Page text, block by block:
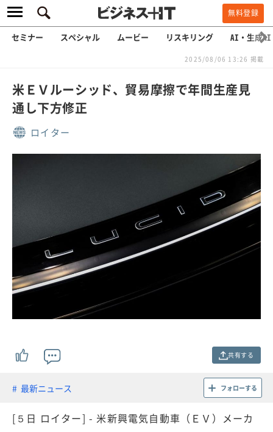
無料登録
セミナー スペシャル ムービー リスキリング AI・生成AI
2025/08/06 13:26 掲載
米ＥＶルーシッド、貿易摩擦で年間生産見
通し下方修正
ロイター
共有する
最新ニュース フォローする
[５日 ロイター] - 米新興電気自動車（ＥＶ）メーカ